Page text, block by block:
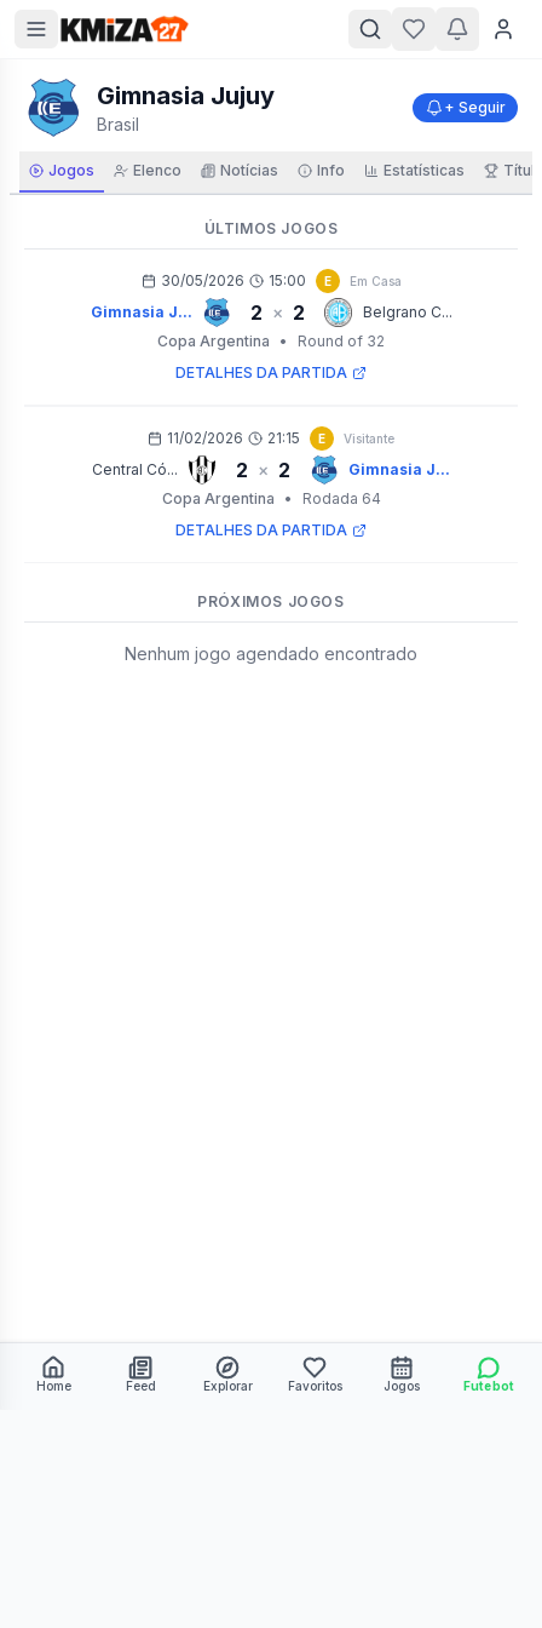
Gimnasia Jujuy
Brasil
+ Seguir
Jogos Elenco Notícias Info Estatísticas
ÚLTIMOS JOGOS
30/05/2026 15:00 E Em Casa
Gimnasia J... 2 × 2
Belgrano C...
Copa Argentina
•
Round of 32
DETALHES DA PARTIDA
11/02/2026 21:15 E Visitante
Central Có... 2 × 2
Gimnasia J...
Copa Argentina
•
Rodada 64
DETALHES DA PARTIDA
PRÓXIMOS JOGOS
Nenhum jogo agendado encontrado
Home Feed Explorar Favoritos Jogos Futebot